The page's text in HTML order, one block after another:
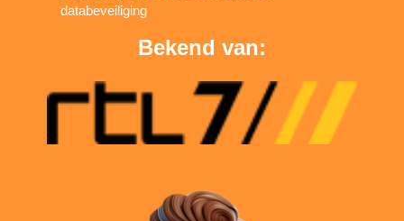
databeveiliging
Bekend van: